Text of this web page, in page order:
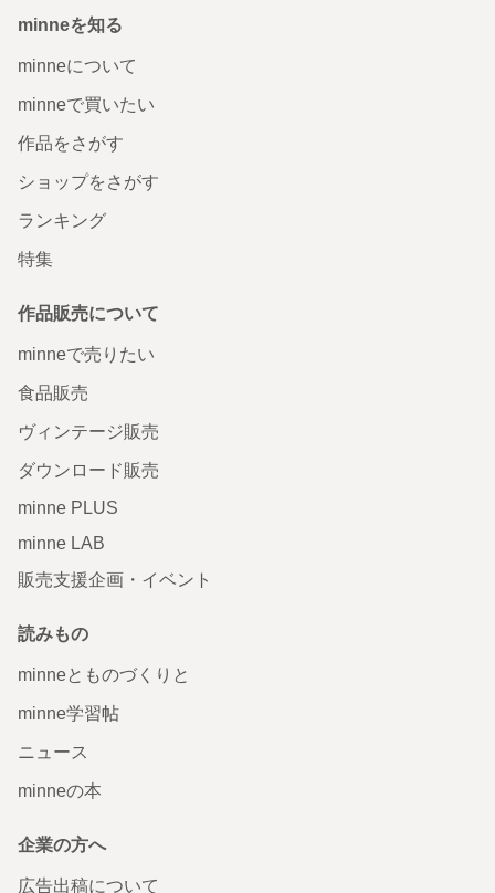
minneを知る
minneについて
minneで買いたい
作品をさがす
ショップをさがす
ランキング
特集
作品販売について
minneで売りたい
食品販売
ヴィンテージ販売
ダウンロード販売
minne PLUS
minne LAB
販売支援企画・イベント
読みもの
minneとものづくりと
minne学習帖
ニュース
minneの本
企業の方へ
広告出稿について